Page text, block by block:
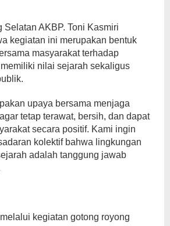
Selatan AKBP. Toni Kasmiri
kegiatan ini merupakan bentuk
masyarakat terhadap
nilai sejarah sekaligus
upaya bersama menjaga
tetap terawat, bersih, dan dapat
secara positif. Kami ingin
kolektif bahwa lingkungan
adalah tanggung jawab
kegiatan gotong royong